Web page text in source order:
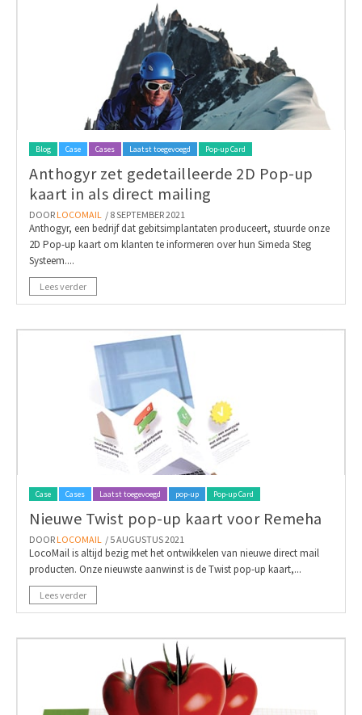
Blog Case Cases Laatst toegevoegd Pop-up Card
Anthogyr zet gedetailleerde 2D Pop-up
kaart in als direct mailing
DOOR LOCOMAIL / 8 SEPTEMBER 2021
Anthogyr, een bedrijf dat gebitsimplantaten produceert, stuurde onze
2D Pop-up kaart om klanten te informeren over hun Simeda Steg
Systeem....
Lees verder
Case Cases Laatst toegevoegd pop-up Pop-up Card
Nieuwe Twist pop-up kaart voor Remeha
DOOR LOCOMAIL / 5 AUGUSTUS 2021
LocoMail is altijd bezig met het ontwikkelen van nieuwe direct mail
producten. Onze nieuwste aanwinst is de Twist pop-up kaart,...
Lees verder